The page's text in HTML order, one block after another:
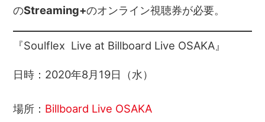
のStreaming+のオンライン視聴券が必要。
『Soulflex Live at Billboard Live OSAKA』
日時：2020年8月19日（水）
場所： Billboard Live OSAKA